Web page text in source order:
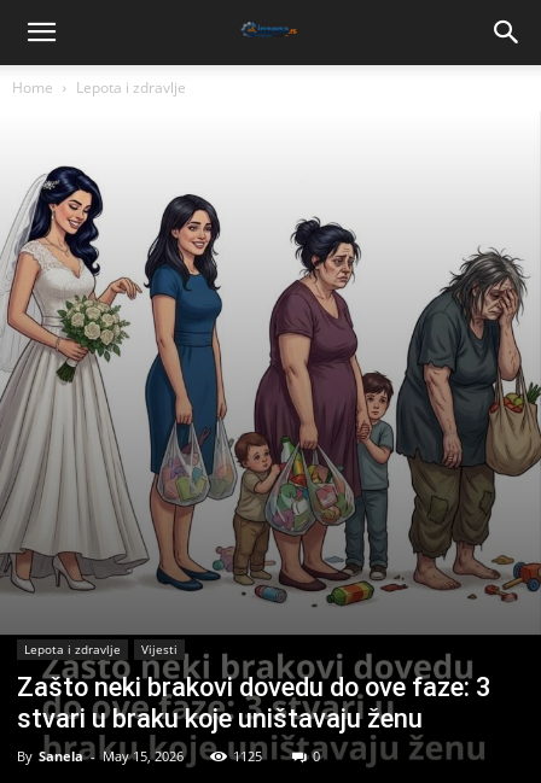
Home Lepota i zdravlje
Lepota i zdravlje Vijesti
Zašto neki brakovi dovedu do ove faze: 3
stvari u braku koje uništavaju ženu
By Sanela - May 15, 2026 1125 0